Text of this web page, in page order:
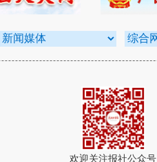
欢迎关注报社公众号